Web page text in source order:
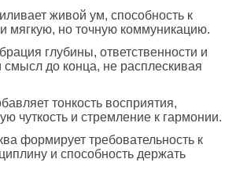
живой ум, способность к
мягкую, но точную коммуникацию.
глубины, ответственности и
смысл до конца, не расплескивая
тонкость восприятия,
чуткость и стремление к гармонии.
формирует требовательность к
и способность держать